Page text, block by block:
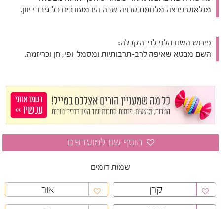
מנלאוס פרצה מלחמת טרויה שבה היו מעורבים כל גיבורי יוון.
פירוש השם הלני לפי הקבלה:
השם מבטא שאיפה לרב-תרבותיות ומסמל יופי, חן וכריזמה.
שמות דומים
קרן
אור